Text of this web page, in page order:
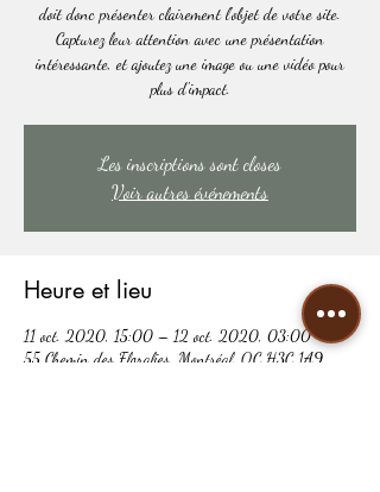
doit donc présenter clairement l'objet de votre site.
Capturez leur attention avec une présentation
intéressante, et ajoutez une image ou une vidéo pour
plus d'impact.
Les inscriptions sont closes
Voir autres événements
Heure et lieu
11 oct. 2020, 15:00 – 12 oct. 2020, 03:00
55 Chemin des Floralies, Montréal, QC H3C 1A9,